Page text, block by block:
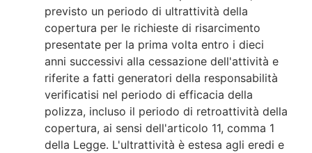
previsto un periodo di ultrattività della
copertura per le richieste di risarcimento
presentate per la prima volta entro i dieci
anni successivi alla cessazione dell'attività e
riferite a fatti generatori della responsabilità
verificatisi nel periodo di efficacia della
polizza, incluso il periodo di retroattività della
copertura, ai sensi dell'articolo 11, comma 1
della Legge. L'ultrattività è estesa agli eredi e